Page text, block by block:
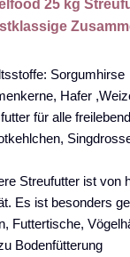
25 kg
Sorgumhirse
Hafer
für alle
Streufutter ist von
Es ist besonders
Futtertische,
Bodenfütterung